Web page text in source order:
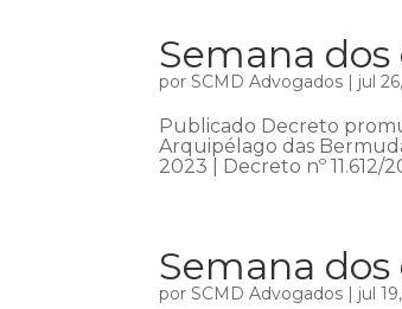
Semana dos
porSCMD Advogados | jul
Publicado Decreto
Arquipélago das
2023 | Decreto nº 11.612/
Semana dos
porSCMD Advogados | jul